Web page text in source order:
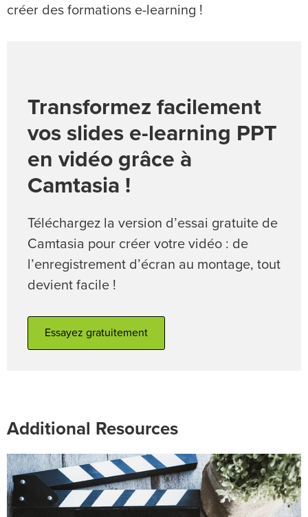
créer des formations e-learning !
Transformez facilement
vos slides e-learning PPT
en vidéo grâce à
Camtasia !
Téléchargez la version d’essai gratuite de
Camtasia pour créer votre vidéo : de
l’enregistrement d’écran au montage, tout
devient facile !
Essayez gratuitement
Additional Resources